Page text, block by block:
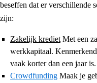
beseffen dat er verschillende
zijn:
Zakelijk krediet Met een
werkkapitaal.
vaak korter dan een jaar is.
Crowdfunding Maak je